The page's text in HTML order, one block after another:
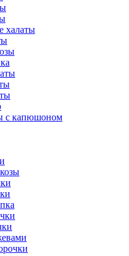
халаты
с капюшоном